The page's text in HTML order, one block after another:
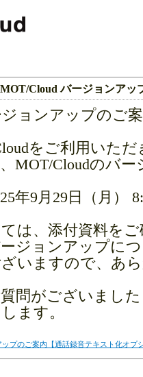
Cloud バージョンアッ
ョンアップのご
をご利用いた
MOT/Cloudのバ
年9月29日（月）
は、添付資料を
ジョンアップに
いますので、あ
問がございまし
ます。
プのご案内【通話録音テキスト化オプ